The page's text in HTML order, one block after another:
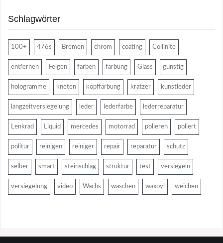
Schlagwörter
100+ 476s Bremen chrom coating Collinite
entfernen Felgen färben färbung Glass günstig
hologramme kneten kopffärbung kratzer kunstleder
langzeitversiegelung leder lederfarbe lederreparatur
Lenkrad Liquid mercedes motorrad polieren poliert
politur reinigen reiniger repair reparatur schutz
selber smart steinschlag struktur test versiegeln
versiegelung video Wachs waschen waxoyl weichen